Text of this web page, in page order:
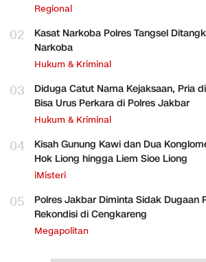
Regional
02
Kasat Narkoba Polres Tangsel
Narkoba
Hukum & Kriminal
03
Diduga Catut Nama Kejaksaan, Pria
Bisa Urus Perkara di Polres Jakbar
Hukum & Kriminal
04
Kisah Gunung Kawi dan Dua
Hok Liong hingga Liem Sioe Liong
iMisteri
05
Polres Jakbar Diminta Sidak Dugaan
Rekondisi di Cengkareng
Megapolitan